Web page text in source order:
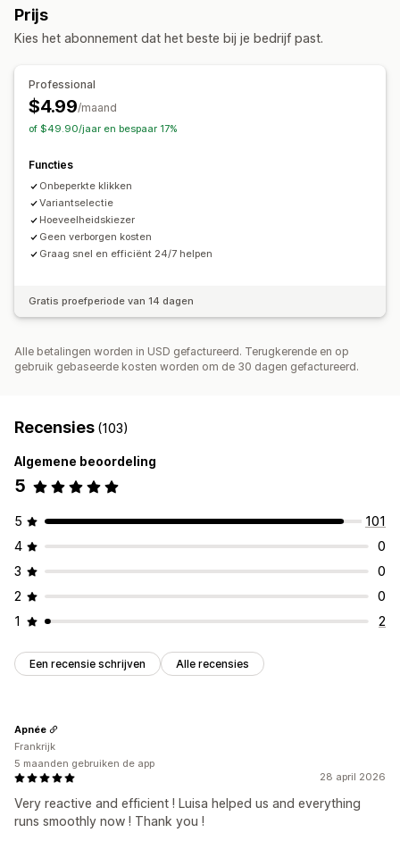
Aanpassing
Pictogrampositie
Pagina´s op maat Collectiepagina's
Prijs
Kies het abonnement dat het beste bij je bedrijf past.
Professional
$4.99/maand
of $49.90/jaar en bespaar 17%
Functies
Onbeperkte klikken
Variantselectie
Hoeveelheidskiezer
Geen verborgen kosten
Graag snel en efficiënt 24/7 helpen
Gratis proefperiode van 14 dagen
Alle betalingen worden in USD gefactureerd. Terugkerende en op
gebruik gebaseerde kosten worden om de 30 dagen gefactureerd.
Recensies (103)
Algemene beoordeling
5
5
101
4
0
3
0
2
0
1
2
Een recensie schrijven Alle recensies
28 april 2026
Very reactive and efficient ! Luisa helped us and everything
runs smoothly now ! Thank you !
Apnée
Frankrijk
5 maanden gebruiken de app